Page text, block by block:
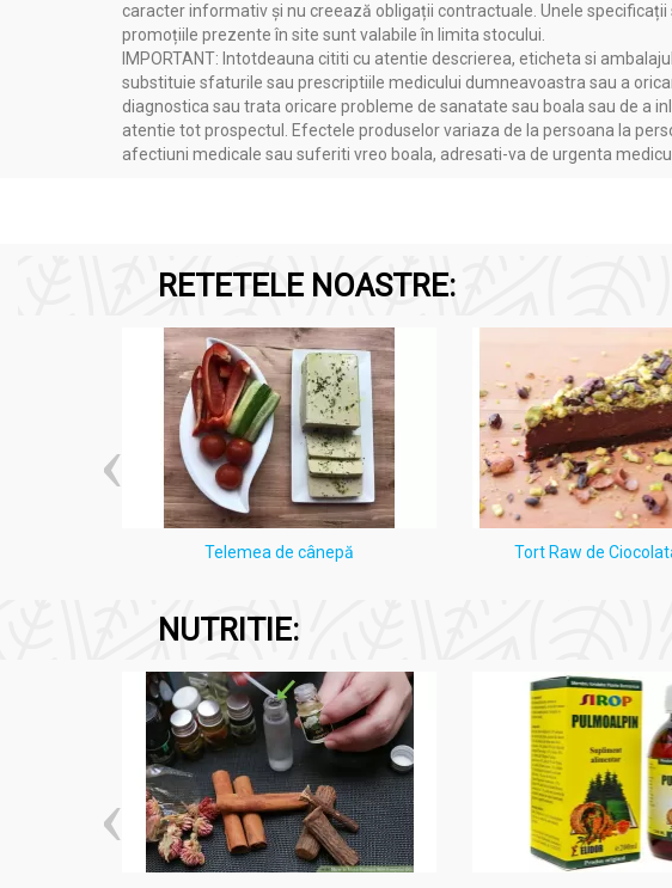
caracter informativ și nu creează obligații contractuale. Unele
promoțiile prezente în site sunt valabile în limita stocului.
IMPORTANT: Intotdeauna cititi cu atentie descrierea, eticheta si
substituie sfaturile sau prescriptiile medicului dumneavoastra sau a
diagnostica sau trata oricare probleme de sanatate sau boala sau de a
atentie tot prospectul. Efectele produselor variaza de la persoana la
afectiuni medicale sau suferiti vreo boala, adresati-va de urgenta
RETETELE NOASTRE:
Telemea de cânepă Tort Raw de
NUTRITIE: